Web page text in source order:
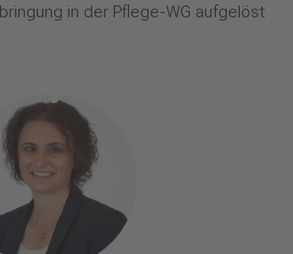
in der Pflege-WG aufgelöst